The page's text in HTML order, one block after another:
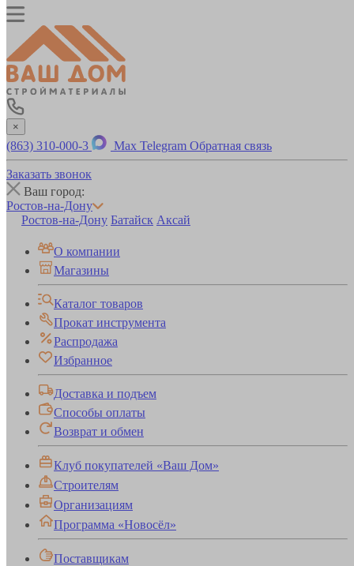
×
(863) 310-000-3 Max Telegram Обратная связь
Заказать звонок
Ваш город:
Ростов-на-Дону
Ростов-на-Дону Батайск Аксай
О компании
Магазины
Каталог товаров
Прокат инструмента
Распродажа
Избранное
Доставка и подъем
Способы оплаты
Возврат и обмен
Клуб покупателей «Ваш Дом»
Строителям
Организациям
Программа «Новосёл»
Поставщикам